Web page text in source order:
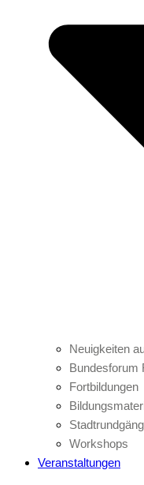
Neuigkeiten
Bundesforum
Fortbildungen
Workshops
Veranstaltungen